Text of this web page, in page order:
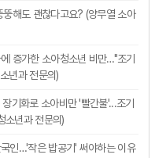
해도 괜찮다고요? (양무열 소아
증가한 소아청소년 비만…"조기
년과 전문의)
기화로 소아비만 '빨간불'...조기
소년과 전문의)
인…'작은 밥공기' 써야하는 이유